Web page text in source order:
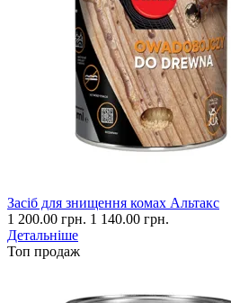
Засіб для знищення комах Альтакс
1 200.00 грн. 1 140.00 грн.
Детальніше
Топ продаж